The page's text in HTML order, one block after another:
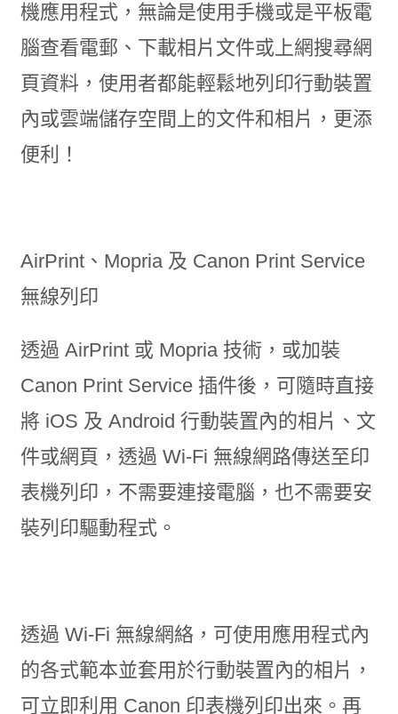
機應用程式，無論是使用手機或是平板電
腦查看電郵、下載相片文件或上網搜尋網
頁資料，使用者都能輕鬆地列印行動裝置
內或雲端儲存空間上的文件和相片，更添
便利！
AirPrint、Mopria 及 Canon Print Service
無線列印
透過 AirPrint 或 Mopria 技術，或加裝
Canon Print Service 插件後，可隨時直接
將 iOS 及 Android 行動裝置內的相片、文
件或網頁，透過 Wi-Fi 無線網路傳送至印
表機列印，不需要連接電腦，也不需要安
裝列印驅動程式。
透過 Wi-Fi 無線網絡，可使用應用程式內
的各式範本並套用於行動裝置內的相片，
可立即利用 Canon 印表機列印出來。再